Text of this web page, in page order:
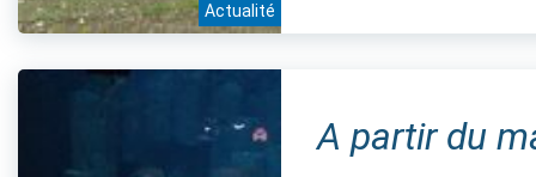
Actualité
A partir du